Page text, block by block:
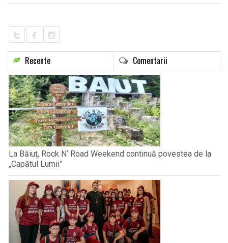
Recente Comentarii
La Băiuț, Rock N’ Road Weekend continuă povestea de la
„Capătul Lumii”